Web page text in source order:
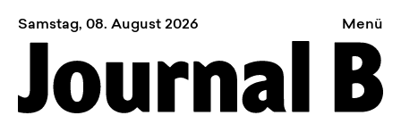
Samstag, 08. August 2026 Menü
Sagt, was Bern bewegt
Alltag.